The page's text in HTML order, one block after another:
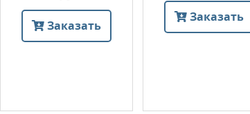
Заказать
Заказать